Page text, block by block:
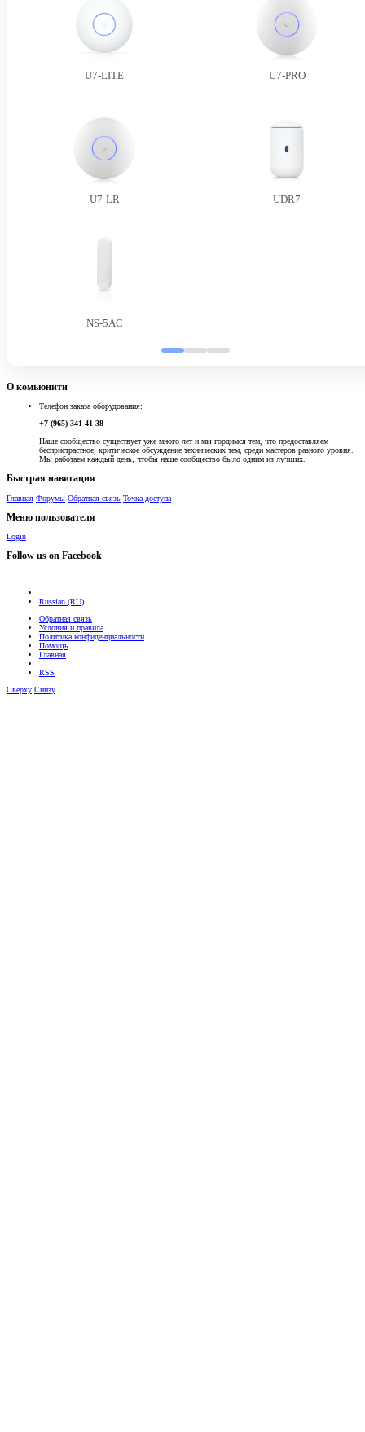
U7-LITE U7-PRO
U7-LR UDR7
NS-5AC
О комьюнити
Телефон заказа оборудования:
+7 (965) 341-41-38
Наше сообщество существует уже много лет и мы гордимся тем, что предоставляем
беспристрастное, критическое обсуждение технических тем, среди мастеров разного уровня.
Мы работаем каждый день, чтобы наше сообщество было одним из лучших.
Быстрая навигация
Главная Форумы Обратная связь Точка доступа
Меню пользователя
Login
Follow us on Facebook
Russian (RU)
Обратная связь
Условия и правила
Политика конфиденциальности
Помощь
Главная
RSS
Сверху Снизу